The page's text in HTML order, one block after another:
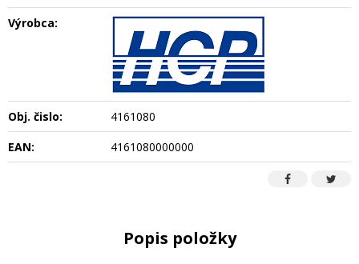
Výrobca:
Obj. čislo:
4161080
EAN:
4161080000000
Popis položky